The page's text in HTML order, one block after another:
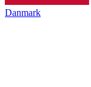
Danmark